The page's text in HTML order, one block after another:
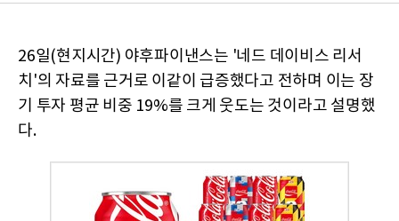
26일(현지시간) 야후파이낸스는 '네드 데이비스 리서
치'의 자료를 근거로 이같이 급증했다고 전하며 이는 장
기 투자 평균 비중 19%를 크게 웃도는 것이라고 설명했
다.